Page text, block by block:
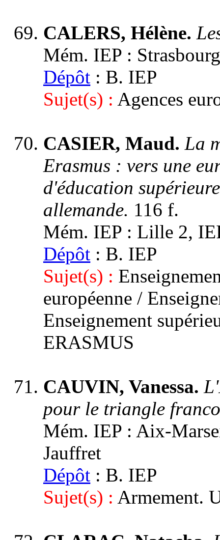
CALERS, Hélène.
Mém. IEP :
Dépôt : B. IEP
Sujet(s) : Agences
CASIER, Maud. La
Erasmus : vers une
d'éducation
allemande. 116 f.
Mém. IEP : Lille 2,
Dépôt : B. IEP
Sujet(s) :
européenne /
Enseignement
ERASMUS
CAUVIN, Vanessa.
pour le triangle
Mém. IEP : Aix-
Jauffret
Dépôt : B. IEP
Sujet(s) : Armement.